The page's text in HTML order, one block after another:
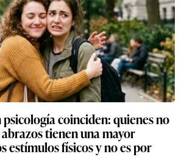
coinciden: quienes no
tienen una mayor
estímulos físicos y no es por